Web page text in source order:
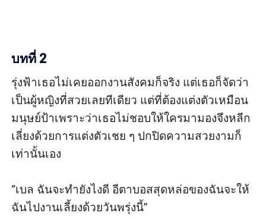
บทที่ 2
รุ่งฟ้าเธอไม่เคยออกงานสังคมก็จริง แต่เธอก็จัดว่า
เป็นผู้หญิงที่สวยเลยทีเดียว แต่ที่ต้องแต่งตัวเหมือน
มนุษย์ป้าเพราะว่าเธอไม่ชอบให้ใครมามองจึงหลีก
เลี่ยงด้วยการแต่งตัวเชย ๆ ปกปิดความสวยงามก็
เท่านั้นเอง
“เบล ฉันจะทำยังไงดี อีตาบอสสุดหล่อของฉันจะให้
ฉันไปงานเลี้ยงด้วยวันพรุ่งนี้”